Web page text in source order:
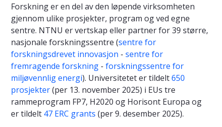
Forskning er en del av den løpende virksomheten
gjennom ulike prosjekter, program og ved egne
sentre. NTNU er vertskap eller partner for 39 større,
nasjonale forskningssentre (sentre for
forskningsdrevet innovasjon - sentre for
fremragende forskning - forskningssentre for
miljøvennlig energi). Universitetet er tildelt650
prosjekter(per 13. november 2025) i EUs tre
rammeprogram FP7, H2020 og Horisont Europa og
er tildelt 47 ERC grants (per 9. desember 2025).